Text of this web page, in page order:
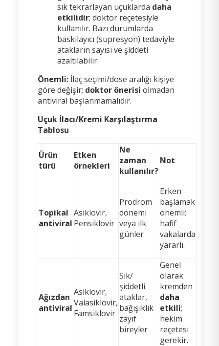
sık tekrarlayan uçuklarda daha
etkilidir; doktor reçetesiyle
kullanılır. Bazı durumlarda
baskılayıcı (supresyon) tedaviyle
atakların sayısı ve şiddeti
azaltılabilir.
Önemli:İlaç seçimi/dose aralığı kişiye
göre değişir; doktor önerisi olmadan
antiviral başlanmamalıdır.
Uçuk İlacı/Kremi Karşılaştırma
Tablosu
Ürün
türü
Etken
örnekleri
Ne
zaman
kullanılır?
Not
Topikal
antiviral
Asiklovir,
Pensiklovir
Prodrom
dönemi
veya ilk
günler
Erken
başlamak
önemli;
hafif
vakalarda
yararlı.
Ağızdan
antiviral
Asiklovir,
Valasiklovir,
Famsiklovir
Sık/
şiddetli
ataklar,
bağışıklık
zayıf
bireyler
Genel
olarak
kremden
daha
etkili;
hekim
reçetesi
gerekir.